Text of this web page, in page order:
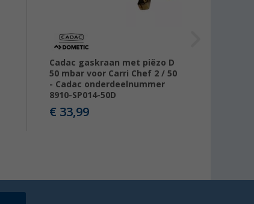
Cadac gaskraan met piëzo D
50 mbar voor Carri Chef 2 / 50
- Cadac onderdeelnummer
8910-SP014-50D
€ 33,99